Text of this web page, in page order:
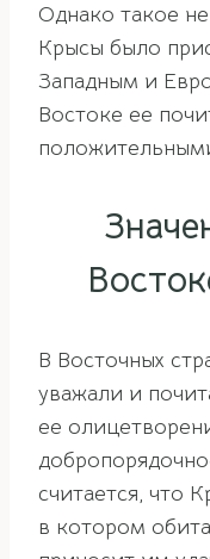
Однако такое
Крысы было
Западным и
Востоке ее
В Восточных
уважали и
ее
считается, что
в котором